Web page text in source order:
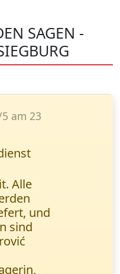
SAGEN -
am 11
hat
mit
Demir